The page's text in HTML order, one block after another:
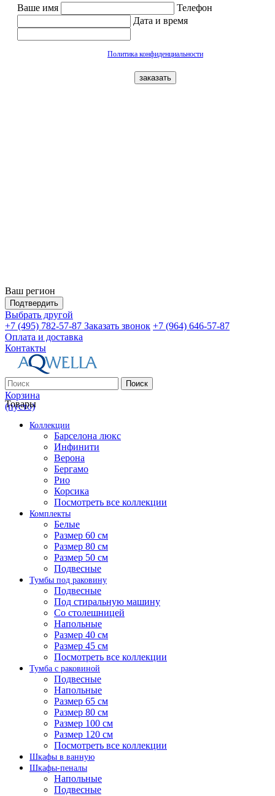
Ваше имя
Телефон
Дата и время
Политика конфиденциальности
заказать
Ваш регион
Подтвердить
Выбрать другой
+7 (495) 782-57-87 Заказать звонок +7 (964) 646-57-87
Оплата и доставка
Контакты
Поиск
Корзина
(пусто)
Товары
Коллекции
Барселона люкс
Инфинити
Верона
Бергамо
Рио
Корсика
Посмотреть все коллекции
Комплекты
Белые
Размер 60 см
Размер 80 см
Размер 50 см
Подвесные
Тумбы под раковину
Подвесные
Под стиральную машину
Со столешницей
Напольные
Размер 40 см
Размер 45 см
Посмотреть все коллекции
Тумба с раковиной
Подвесные
Напольные
Размер 65 см
Размер 80 см
Размер 100 см
Размер 120 см
Посмотреть все коллекции
Шкафы в ванную
Шкафы-пеналы
Напольные
Подвесные